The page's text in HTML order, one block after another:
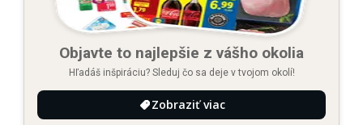
Objavte to najlepšie z vášho okolia
Hľadáš inšpiráciu? Sleduj čo sa deje v tvojom okolí!
Zobraziť viac